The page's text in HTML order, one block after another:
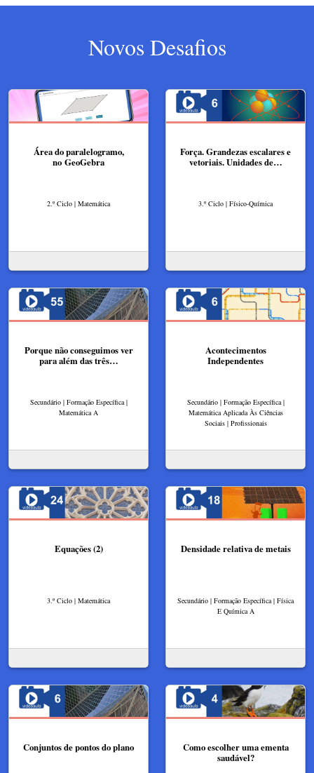
Novos Desafios
Área do paralelogramo,
no GeoGebra
2.º Ciclo | Matemática
Força. Grandezas escalares e
vetoriais. Unidades de…
3.º Ciclo | Físico-Química
Porque não conseguimos ver
para além das três…
Secundário | Formação Específica |
Matemática A
Acontecimentos
Independentes
Secundário | Formação Específica |
Matemática Aplicada Às Ciências
Sociais | Profissionais
Equações (2)
3.º Ciclo | Matemática
Densidade relativa de metais
Secundário | Formação Específica | Física
E Química A
Conjuntos de pontos do plano
Como escolher uma ementa
saudável?